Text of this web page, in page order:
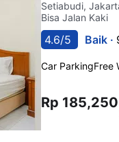
Setiabudi,
Bisa Jalan Kaki
4.6/5 Baik ·
Car ParkingFree
Rp 185,250